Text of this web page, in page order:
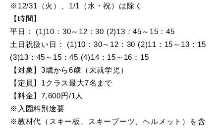
※12/31（火）、1/1（水・祝）は除く
【時間】
平日： (1)10：30～12：30 (2)13：45～15：45
土日祝扱い日： (1)10：30～12：30 (2)11：15～13：15
(3)13：45～15：45 (4)14：15～16：15
【対象】3歳から6歳（未就学児）
【定員】1クラス最大7名まで
【料金】7,600円/1人
※入園料別途要
※教材代（スキー板、スキーブーツ、ヘルメット）を含